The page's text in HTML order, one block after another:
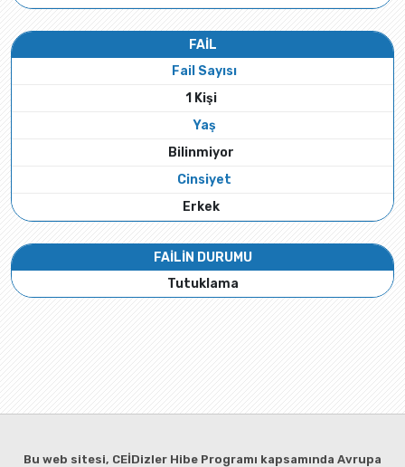
FAİL
Fail Sayısı
1 Kişi
Yaş
Bilinmiyor
Cinsiyet
Erkek
FAİLİN DURUMU
Tutuklama
Bu web sitesi, CEİDizler Hibe Programı kapsamında Avrupa